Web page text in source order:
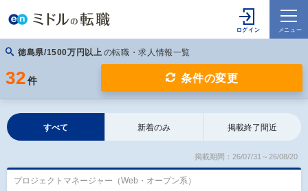
徳島県/1500万円以上 の転職・求人情報一覧
32 件 条件の変更
すべて 新着のみ 掲載終了間近
掲載期間：26/07/31～26/08/20
プロジェクトマネージャー（Web・オープン系）